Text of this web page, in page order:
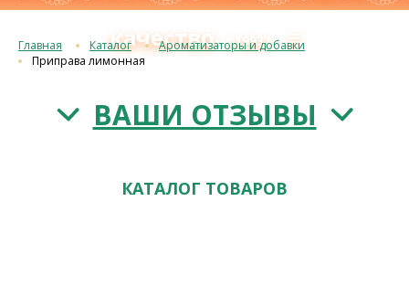
качествос 1993 г.≡
Главная Каталог
Ароматизаторы и добавки
Приправа лимонная
ВАШИ ОТЗЫВЫ
КАТАЛОГ ТОВАРОВ